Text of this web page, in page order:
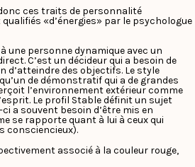
ces traits de personnalité
«d’énergies» par le psychologue
une personne dynamique avec un
C’est un décideur qui a besoin de
des objectifs. Le style
de démonstratif qui a de grandes
l’environnement extérieur comme
Le profil Stable définit un sujet
a souvent besoin d’être mis en
se rapporte quant à lui à ceux qui
consciencieux).
associé à la couleur rouge,